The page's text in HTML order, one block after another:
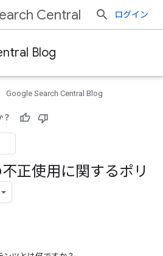
Central ログイン
Blog
Google Search Central Blog
？
正使用に関するポリ